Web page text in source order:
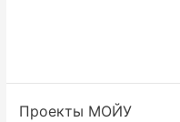
Проекты МОЙУ